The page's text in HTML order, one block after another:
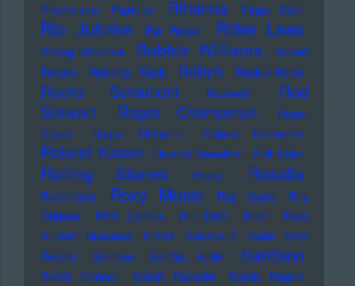
Riechmann Righeira Rihanna Ringo Starr
Rio Juhnke Rio Reiser Ritter Lean
Robag Wruhme Robbie Williams
Robert
Forster
Roberta Flack Robyn Rock-o-Rama
Rocko Schamoni Rockwell
Rod
Stewart
Roger Champman
Roger
Cicero
Roger McGuinn Roland Emmerich
Roland Kaiser Roland Owsnitzki Rolf Kühn
Rolling Stones Romy Rosalia
Rosenstolz Roxy Music Roy Ayers
Roy
Orbison
RPS Lanrue Run-DMC Rush
Russ
Kunkel
Russland Rutles Sababa 5 Sade
Sam
Fender
Sandow Sandra Hüller Santiano
Sarah Connor Sarah Davachi
Sarah Engels